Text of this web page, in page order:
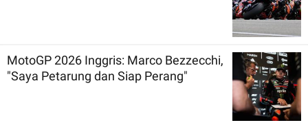
MotoGP 2026 Inggris: Marco Bezzecchi,
"Saya Petarung dan Siap Perang"